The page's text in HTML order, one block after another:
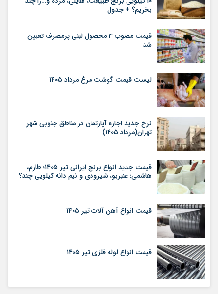
بخریم؟ + جدول
قیمت مصوب ۳ محصول لبنی پرمصرف تعیین
شد
لیست قیمت گوشت مرغ مرداد ۱۴۰۵
نرخ جدید اجاره آپارتمان در مناطق جنوبی شهر
تهران(مرداد ۱۴۰۵)
قیمت جدید انواع برنج ایرانی تیر ۱۴۰۵؛ طارم،
هاشمی؛ عنبربو، شیرودی و نیم دانه کیلویی چند؟
قیمت انواع آهن آلات تیر ۱۴۰۵
قیمت انواع لوله فلزی تیر ۱۴۰۵